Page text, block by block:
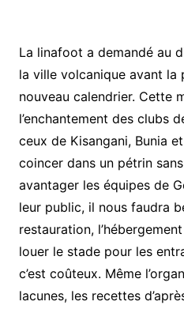
La linafoot a demandé au
la ville volcanique avant la
nouveau calendrier. Cette
l’enchantement des clubs
ceux de Kisangani, Bunia
coincer dans un pétrin
avantager les équipes de
leur public, il nous faudra
restauration,
louer le stade pour les
c’est coûteux. Même
lacunes, les recettes